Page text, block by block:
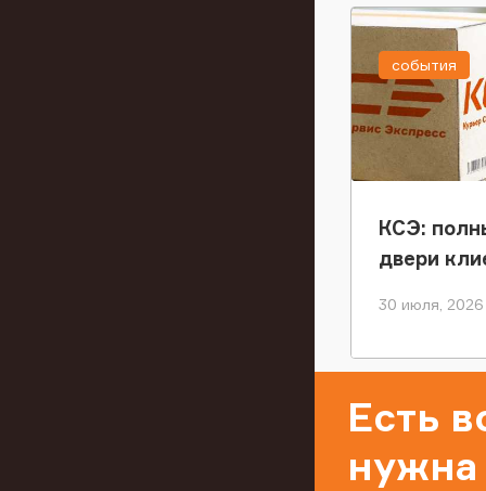
КСЭ:
двери
30 июля, 2026
события
Есть